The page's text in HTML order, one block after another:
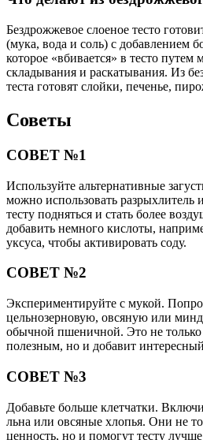
Бездрожжевое слоеное тесто
(мука, вода и соль) с добавлением
которое «вбивается» в тесто путем
складывания и раскатывания. Из
теста готовят слойки, печенье,
Советы
СОВЕТ №1
Используйте альтернативные
можно использовать разрыхлитель
тесту подняться и стать более
добавить немного кислоты,
уксуса, чтобы активировать соду.
СОВЕТ №2
Экспериментируйте с мукой.
цельнозерновую, овсяную или
обычной пшеничной. Это не только
полезным, но и добавит
СОВЕТ №3
Добавьте больше клетчатки.
льна или овсяные хлопья. Они не
ценность, но и помогут тесту